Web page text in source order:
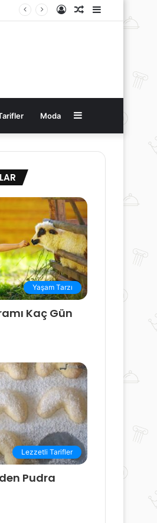
Kenar
Bölmesi
Rastgele
Kayıt
Moda Kenar
Bölmesi
Yaşam Tarzı
Kaç Gün
Lezzetli Tarifler
Pudra